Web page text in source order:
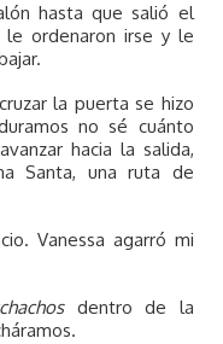
hasta que salió el
ordenaron irse y le
la puerta se hizo
no sé cuánto
hacia la salida,
Santa, una ruta de
Vanessa agarró mi
dentro de la